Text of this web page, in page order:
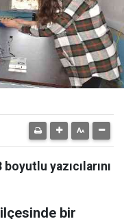
yazıcılarını
ilçesinde bir